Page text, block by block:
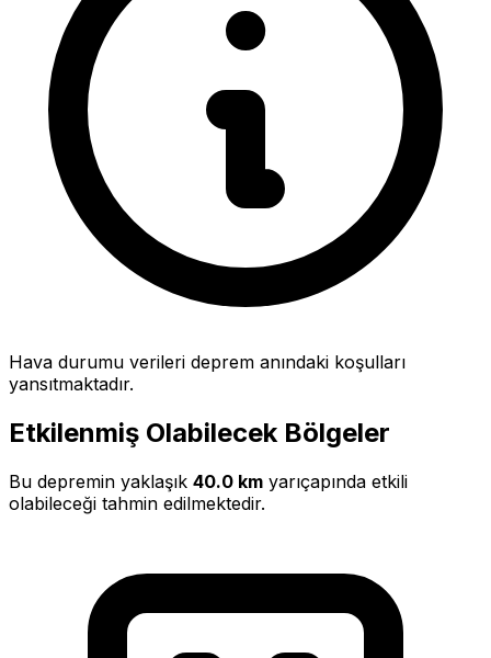
Hava durumu verileri deprem anındaki koşulları
yansıtmaktadır.
Etkilenmiş Olabilecek Bölgeler
Bu depremin yaklaşık 40.0 km yarıçapında etkili
olabileceği tahmin edilmektedir.